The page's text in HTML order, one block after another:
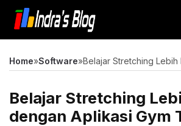
Langsung
isi
Home»Software»
Belajar Stretching
dengan Aplikasi Gym